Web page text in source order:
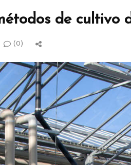
de cultivo
(0)